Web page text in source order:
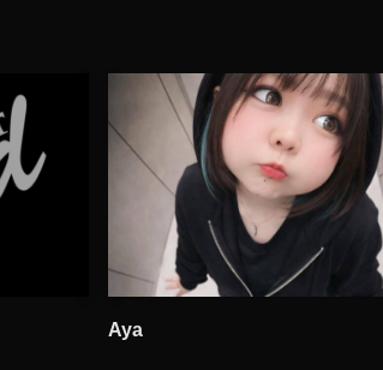
Aya